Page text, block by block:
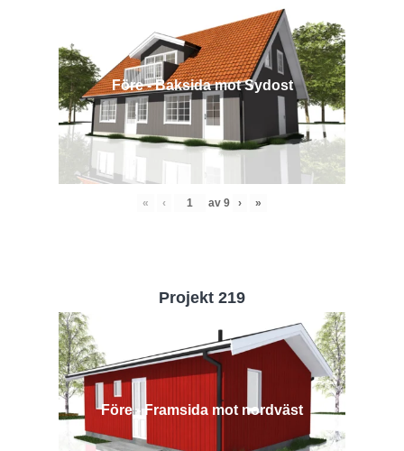
Före - Baksida mot Sydost
« ‹ av 9 › »
Projekt 219
Före - Framsida mot nordväst